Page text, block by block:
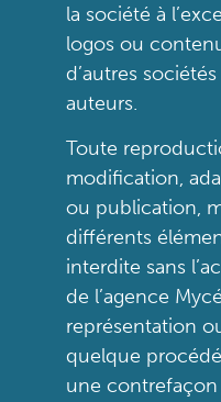
la société à
logos ou
d’autres
auteurs.
Toute
modification,
ou publication,
différents
interdite sans
de l’agence
représentation
quelque
une